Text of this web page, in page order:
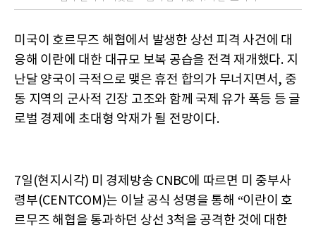
미국이 호르무즈 해협에서 발생한 상선 피격 사건에 대
응해 이란에 대한 대규모 보복 공습을 전격 재개했다. 지
난달 양국이 극적으로 맺은 휴전 합의가 무너지면서, 중
동 지역의 군사적 긴장 고조와 함께 국제 유가 폭등 등 글
로벌 경제에 초대형 악재가 될 전망이다.
7일(현지시각) 미 경제방송 CNBC에 따르면 미 중부사
령부(CENTCOM)는 이날 공식 성명을 통해 “이란이 호
르무즈 해협을 통과하던 상선 3척을 공격한 것에 대한